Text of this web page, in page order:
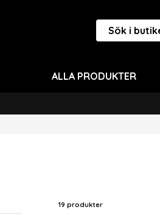
ALLA PRODUKTER
19 produkter